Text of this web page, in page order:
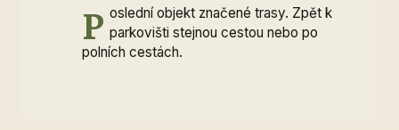
P oslední objekt značené trasy. Zpět k
parkovišti stejnou cestou nebo po
polních cestách.